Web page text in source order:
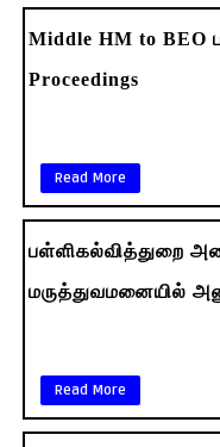
Middle HM to BEO
Proceedings
Read More
பள்ளிகல்வித்துறை
மருத்துவமனையில்
Read More